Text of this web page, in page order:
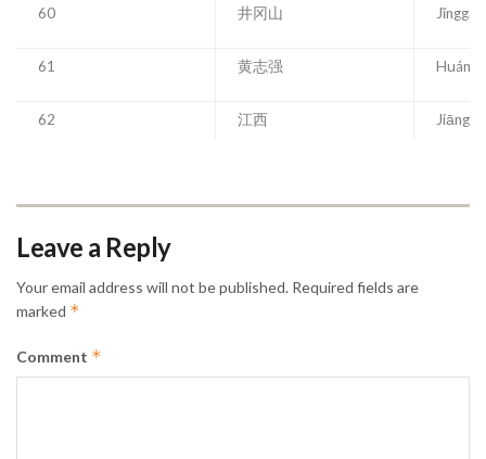
60 井冈山
61 黄志强 Huáng
62 江西 Jiāngxī
Leave a Reply
Your email address will not be published. Required fields are
marked *
Comment *